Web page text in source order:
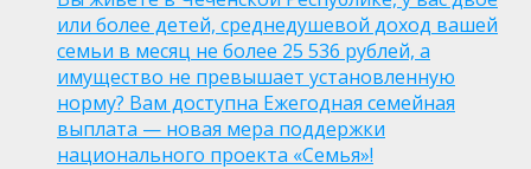
или более детей, среднедушевой доход вашей
семьи в месяц не более 25 536 рублей, а
имущество не превышает установленную
норму? Вам доступна Ежегодная семейная
выплата — новая мера поддержки
национального проекта «Семья»!